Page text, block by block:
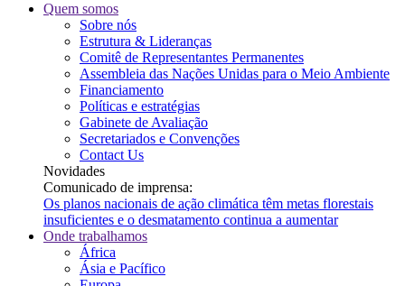
Quem somos
Sobre nós
Estrutura & Lideranças
Comitê de Representantes Permanentes
Assembleia das Nações Unidas para o Meio Ambiente
Financiamento
Políticas e estratégias
Gabinete de Avaliação
Secretariados e Convenções
Contact Us
Novidades
Comunicado de imprensa:
Os planos nacionais de ação climática têm metas florestais
insuficientes e o desmatamento continua a aumentar
Onde trabalhamos
África
Ásia e Pacífico